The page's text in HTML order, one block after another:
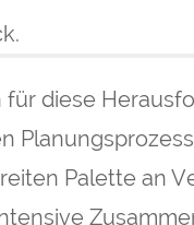
diese
Palette an